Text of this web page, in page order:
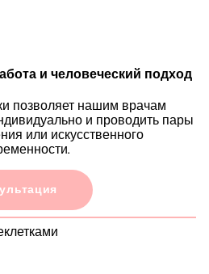
и человеческий подход
позволяет нашим врачам
и проводить пары
или искусственного